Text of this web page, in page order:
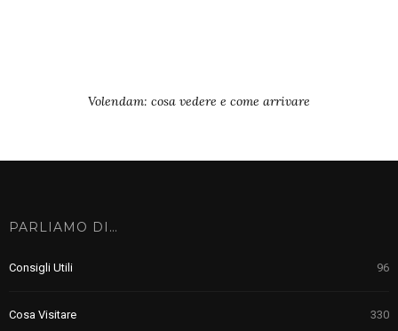
Volendam: cosa vedere e come arrivare
PARLIAMO DI…
Consigli Utili 96
Cosa Visitare 330